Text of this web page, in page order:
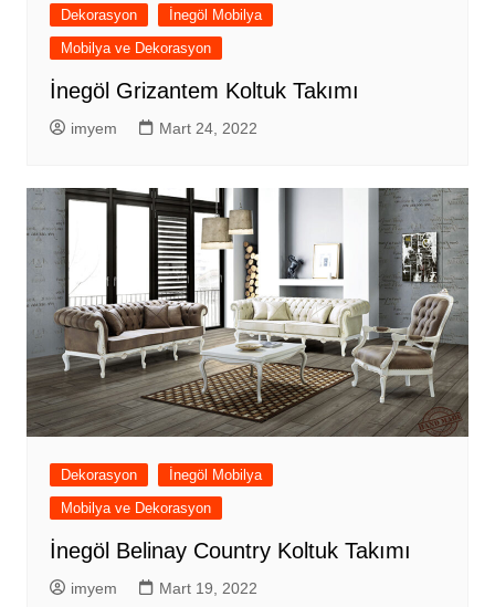
Dekorasyon
İnegöl Mobilya
Mobilya ve Dekorasyon
İnegöl Grizantem Koltuk Takımı
imyem Mart 24, 2022
Dekorasyon
İnegöl Mobilya
Mobilya ve Dekorasyon
İnegöl Belinay Country Koltuk Takımı
imyem Mart 19, 2022